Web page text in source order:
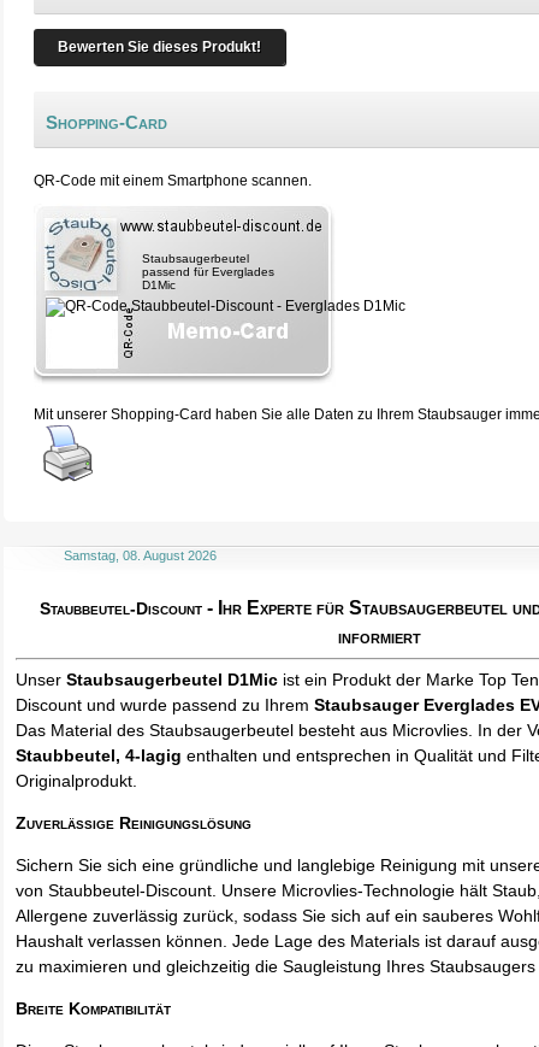
Bewerten Sie dieses Produkt!
Shopping-Card
QR-Code mit einem Smartphone scannen.
Staubsaugerbeutel
passend für Everglades
D1Mic
Mit unserer Shopping-Card haben Sie alle Daten zu Ihrem Staubsauger
Samstag, 08. August 2026
Staubbeutel-Discount - Ihr Experte für Staubsaugerbeutel
informiert
UnserStaubsaugerbeutel D1Mic ist ein Produkt der Marke Top
Discount und wurde passend zu IhremStaubsauger Everglades
Das Material des Staubsaugerbeutel besteht aus Microvlies. In der
Staubbeutel, 4-lagig enthalten und entsprechen in Qualität und
Originalprodukt.
Zuverlässige Reinigungslösung
Sichern Sie sich eine gründliche und langlebige Reinigung mit
von Staubbeutel-Discount. Unsere Microvlies-Technologie hält
Allergene zuverlässig zurück, sodass Sie sich auf ein sauberes
Haushalt verlassen können. Jede Lage des Materials ist darauf
zu maximieren und gleichzeitig die Saugleistung Ihres
Breite Kompatibilität